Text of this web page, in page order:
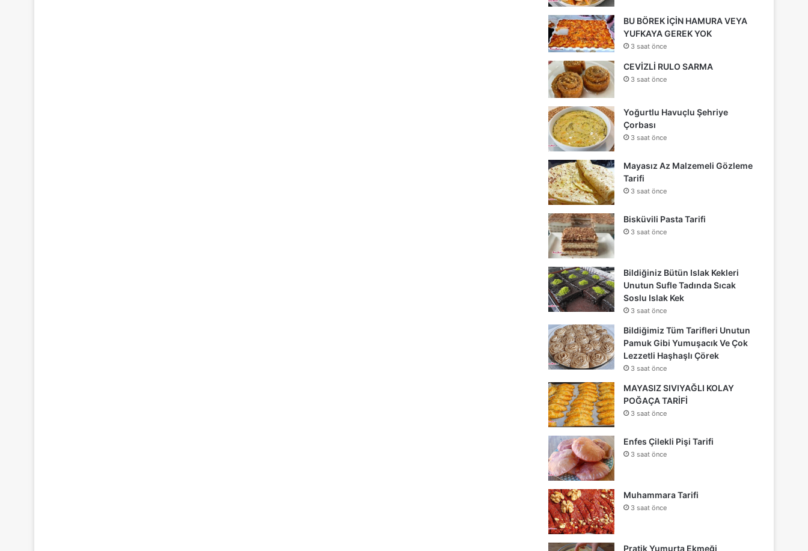
BU BÖREK İÇİN HAMURA VEYA
YUFKAYA GEREK YOK
3 saat önce
CEVİZLİ RULO SARMA
3 saat önce
Yoğurtlu Havuçlu Şehriye
Çorbası
3 saat önce
Mayasız Az Malzemeli Gözleme
Tarifi
3 saat önce
Bisküvili Pasta Tarifi
3 saat önce
Bildiğiniz Bütün Islak Kekleri
Unutun Sufle Tadında Sıcak
Soslu Islak Kek
3 saat önce
Bildiğimiz Tüm Tarifleri Unutun
Pamuk Gibi Yumuşacık Ve Çok
Lezzetli Haşhaşlı Çörek
3 saat önce
MAYASIZ SIVIYAĞLI KOLAY
POĞAÇA TARİFİ
3 saat önce
Enfes Çilekli Pişi Tarifi
3 saat önce
Muhammara Tarifi
3 saat önce
Pratik Yumurta Ekmeği